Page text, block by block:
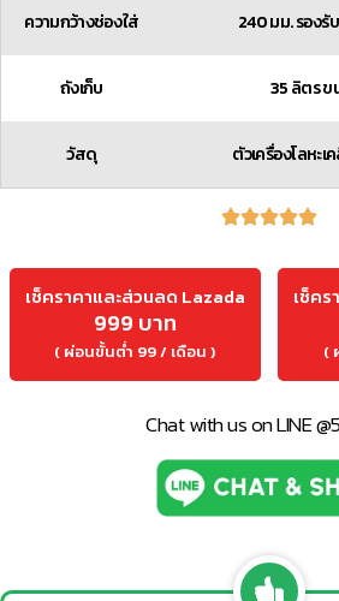
ความกว้างช่องใส่ 240 มม. รองรั
ถังเก็บ 35 ลิตร
วัสดุ ตัวเครื่องโลหะ
เช็คราคาและส่วนลด Lazada
999 บาท
( ผ่อนขั้นต่ำ 99 / เดือน )
เช็ค
(
Chat with us on LINE